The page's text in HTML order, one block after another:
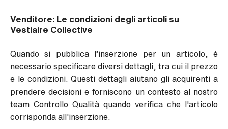
Venditore: Le condizioni degli articoli su
Vestiaire Collective
Quando si pubblica l’inserzione per un articolo, è
necessario specificare diversi dettagli, tra cui il prezzo
e le condizioni. Questi dettagli aiutano gli acquirenti a
prendere decisioni e forniscono un contesto al nostro
team Controllo Qualità quando verifica che l'articolo
corrisponda all'inserzione.